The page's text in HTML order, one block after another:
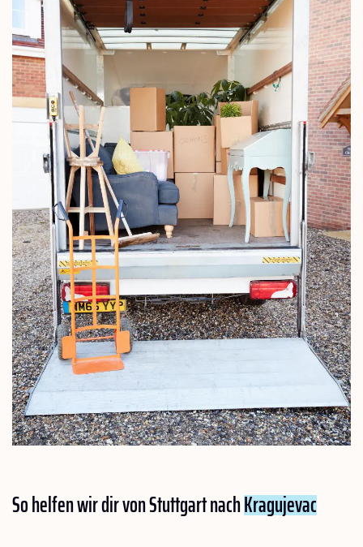
So helfen wir dir von Stuttgart nachKragujevac